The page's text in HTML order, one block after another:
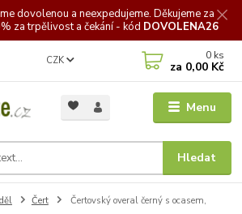
dovolenou a neexpedujeme. Děkujeme za
za trpělivost a čekání - kód DOVOLENA26
Menu
CZK
Hledat
0 ks
za 0,00 Kč
Čert
Čertovský overal černý s ocasem,